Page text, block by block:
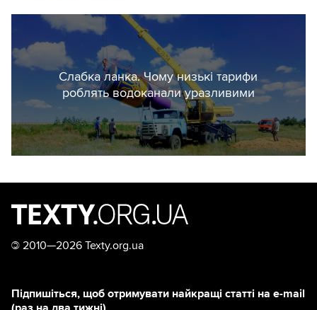
припали на окуповані Росією населені
пункти.
Всі лоти були відсортовані за ключовими
словами у назві (“генератор”, “сонячна”,
“вітрова”, “енергія” тощо). Отримані дані
були додатково вручну очищені від
невідовідних тендерів, наприклад,
В результаті отримано список із 14 тисяч
обрахування сум бралася очікувана
закупівлі.
Слабка ланка. Чому низькі тарифи
роблять водоканали уразливими
© 2010—2026 Texty.org.ua
Підпишіться, щоб отримувати найкращі статті на e-mail